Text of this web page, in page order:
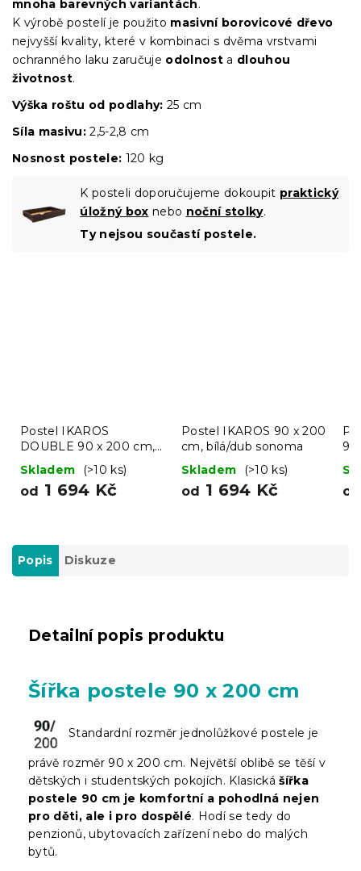
mnoha barevných variantách.
K výrobě postelí je použito masivní borovicové dřevo
nejvyšší kvality, které v kombinaci s dvěma vrstvami
ochranného laku zaručuje odolnost a dlouhou
životnost.
Výška roštu od podlahy:25 cm
Síla masivu: 2,5-2,8 cm
Nosnost postele: 120 kg
K posteli doporučujeme dokoupit praktický
úložný box nebo noční stolky.
Ty nejsou součastí postele.
Postel IKAROS
DOUBLE 90 x 200 cm,
bílá/dub sonoma
Skladem (>10 ks)
od 1 694 Kč
Postel IKAROS 90 x 200
cm, bílá/dub sonoma
Skladem
(>10 ks)
od 1 694 Kč od
Popis Diskuze
Detailní popis produktu
Šířka postele 90 x 200 cm
Standardní rozměr jednolůžkové postele je
právě rozměr 90 x 200 cm. Největší oblibě se těší v
dětských i studentských pokojích. Klasickášířka
postele 90 cm je komfortní a pohodlná nejen
pro děti, ale i pro dospělé. Hodí se tedy do
penzionů, ubytovacích zařízení nebo do malých
bytů.